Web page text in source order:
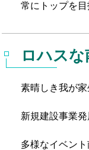
常にトップを
ロハス
素晴しき我が
新規建設事業
多様なイベン